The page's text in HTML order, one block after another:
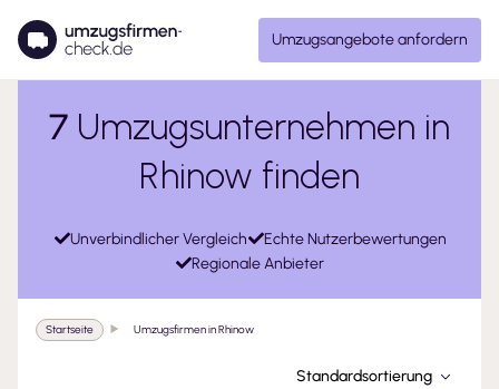
Umzugsangebote anfordern
7 Umzugsunternehmen in
Rhinow finden
Unverbindlicher Vergleich
Echte Nutzerbewertungen
Regionale Anbieter
Startseite Umzugsfirmen in Rhinow
Standardsortierung